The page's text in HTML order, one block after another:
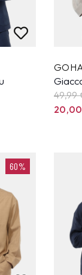
49,99
60%